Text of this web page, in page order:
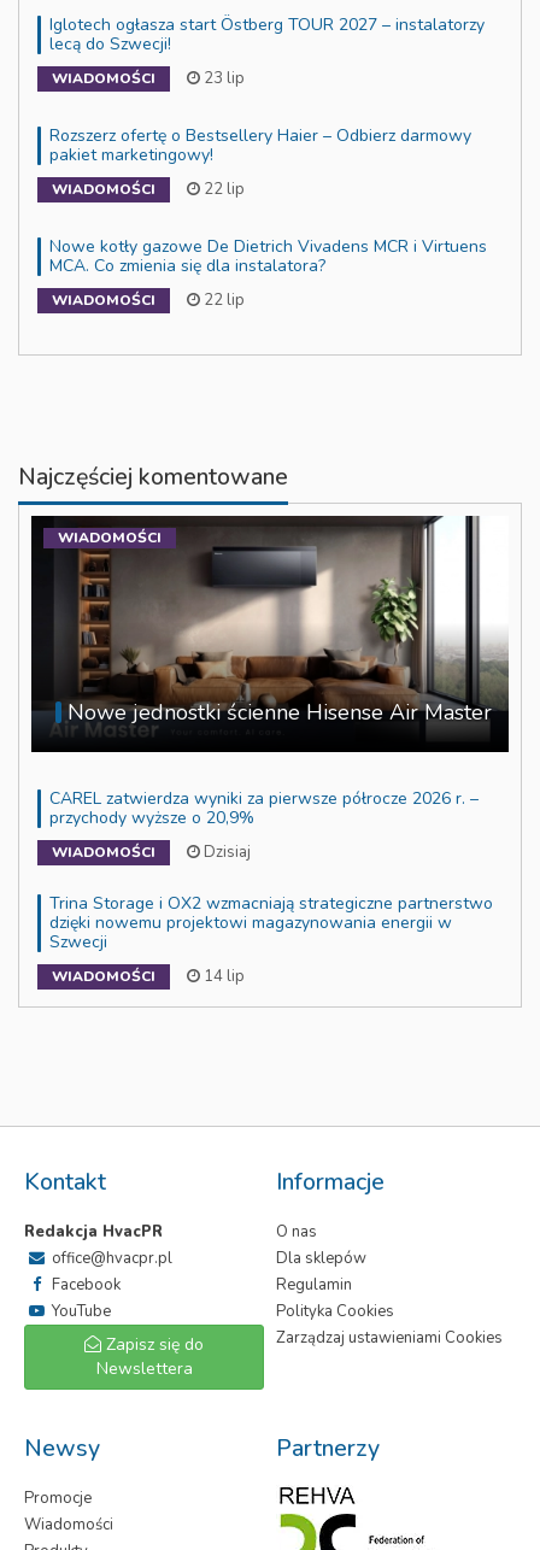
Iglotech ogłasza start Östberg TOUR 2027 – instalatorzy
lecą do Szwecji!
WIADOMOŚCI 23 lip
Rozszerz ofertę o Bestsellery Haier – Odbierz darmowy
pakiet marketingowy!
WIADOMOŚCI 22 lip
Nowe kotły gazowe De Dietrich Vivadens MCR i Virtuens
MCA. Co zmienia się dla instalatora?
WIADOMOŚCI 22 lip
Najczęściej komentowane
Nowe jednostki ścienne Hisense Air Master
WIADOMOŚCI
CAREL zatwierdza wyniki za pierwsze półrocze 2026 r. –
przychody wyższe o 20,9%
WIADOMOŚCI Dzisiaj
Trina Storage i OX2 wzmacniają strategiczne partnerstwo
dzięki nowemu projektowi magazynowania energii w
Szwecji
WIADOMOŚCI 14 lip
Kontakt
Redakcja HvacPR
office@hvacpr.pl
Facebook
YouTube
Zapisz się do
Newslettera
Informacje
O nas
Dla sklepów
Regulamin
Polityka Cookies
Zarządzaj ustawieniami Cookies
Newsy
Promocje
Wiadomości
Partnerzy